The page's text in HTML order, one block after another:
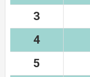
3
4
5